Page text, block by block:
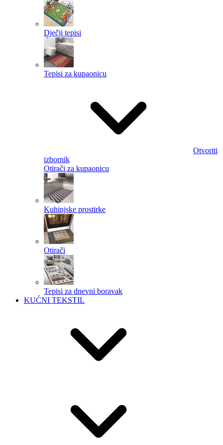
Dječji tepisi
Tepisi za kupaonicu
Otvoriti
izbornik
Otirači za kupaonicu
Kuhinjske prostirke
Otirači
Tepisi za dnevni boravak
KUĆNI TEKSTIL